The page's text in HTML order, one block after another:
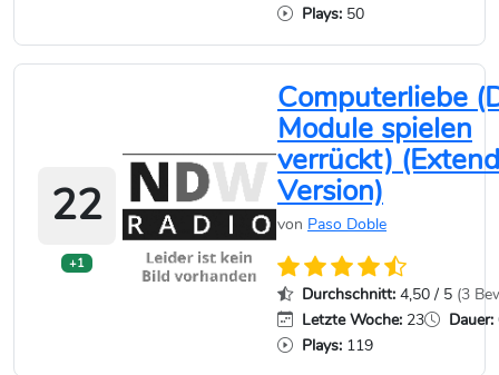
Plays: 50
22
+1
Computerliebe
Module spielen
verrückt)
Version)
von Paso Doble
Durchschnitt: 4,50 / 5 (3
Letzte Woche: 23 Dauer:
Plays: 119